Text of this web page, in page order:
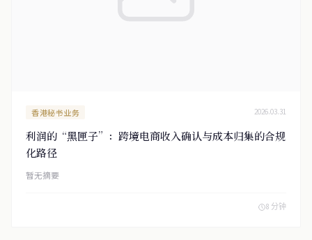
香港秘书业务 2026.03.31
利润的“黑匣子”：跨境电商收入确认与成本归集的合规
化路径
暂无摘要
8 分钟